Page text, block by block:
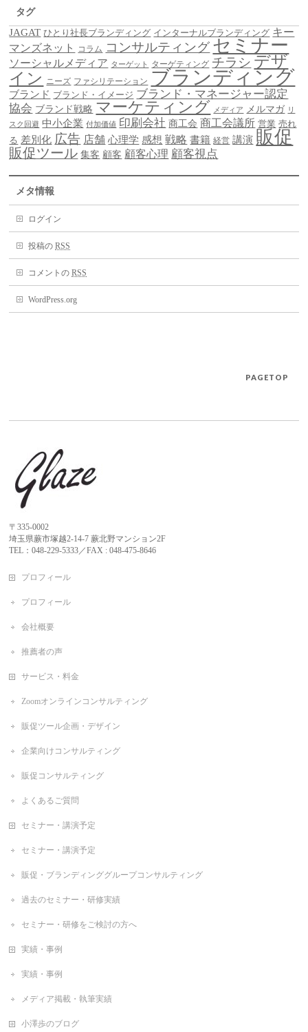
タグ
JAGAT ひとり社長ブランディング インターナルブランディング キー
マンズネット
コラム コンサルティング セミナー
ソーシャルメディア ターゲット ターゲティング チラシ デザ
イン ニーズ ファシリテーション ブランディング
ブランド ブランド・イメージ ブランド・マネージャー認定
協会 ブランド戦略 マーケティング メディア メルマガ リ
スク回避 中小企業 付加価値 印刷会社 商工会 商工会議所 営業 売れ
る 差別化 広告 店舗 心理学 感想 戦略 書籍 経営 講演 販促
販促ツール 集客 顧客 顧客心理 顧客視点
メタ情報
ログイン
投稿のRSS
コメントのRSS
WordPress.org
PAGETOP
〒335-0002
埼玉県蕨市塚越2-14-7 蕨北野マンション2F
TEL：048-229-5333／FAX : 048-475-8646
プロフィール
プロフィール
会社概要
推薦者の声
サービス・料金
Zoomオンラインコンサルティング
販促ツール企画・デザイン
企業向けコンサルティング
販促コンサルティング
よくあるご質問
セミナー・講演予定
セミナー・講演予定
販促・ブランディンググループコンサルティング
過去のセミナー・研修実績
セミナー・研修をご検討の方へ
実績・事例
実績・事例
メディア掲載・執筆実績
小澤歩のブログ